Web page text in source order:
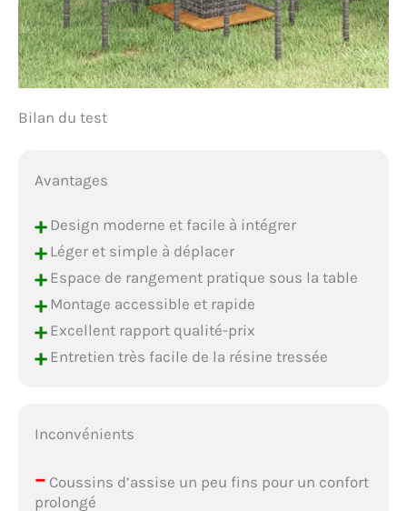
Bilan du test
Avantages
+Design moderne et facile à intégrer
+Léger et simple à déplacer
+Espace de rangement pratique sous la table
+Montage accessible et rapide
+Excellent rapport qualité-prix
+Entretien très facile de la résine tressée
Inconvénients
–Coussins d’assise un peu fins pour un confort
prolongé